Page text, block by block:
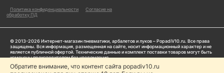
Политика конфиденциальности
Согласие на
обработку ПД
© 2013-2026 Интернет-магазин пневматики, арбалетов и луков – PopadiV10.ru. Все права
защищены. Вся информация, размещенная на сайте, носит информационный характер и не
является публичной офертой. Технические данные и комплект поставки товаров могут быть
изменены производителем без уведомления
Обратите внимание, что контент сайта popadiv10.ru